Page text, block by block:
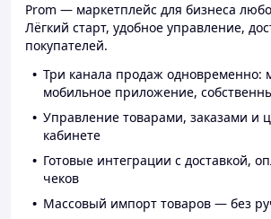
Prom — маркетплейс для бизнеса
Лёгкий старт, удобное управление,
покупателей.
Три канала продаж одновременно:
мобильное приложение,
Управление товарами, заказами и
кабинете
Готовые интеграции с доставкой,
чеков
Массовый импорт товаров — без